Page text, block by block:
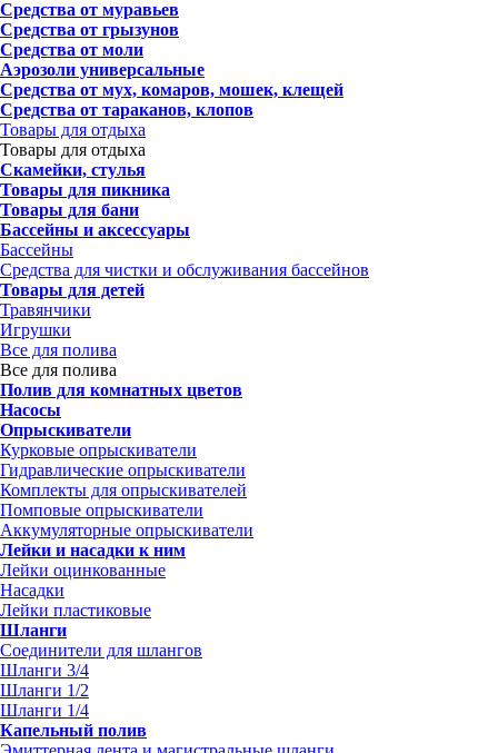
Средства от муравьев
Средства от грызунов
Средства от моли
Аэрозоли универсальные
Средства от мух, комаров, мошек, клещей
Средства от тараканов, клопов
Товары для отдыха
Товары для отдыха
Скамейки, стулья
Товары для пикника
Товары для бани
Бассейны и аксессуары
Бассейны
Средства для чистки и обслуживания бассейнов
Товары для детей
Травянчики
Игрушки
Все для полива
Все для полива
Полив для комнатных цветов
Насосы
Опрыскиватели
Курковые опрыскиватели
Гидравлические опрыскиватели
Комплекты для опрыскивателей
Помповые опрыскиватели
Аккумуляторные опрыскиватели
Лейки и насадки к ним
Лейки оцинкованные
Насадки
Лейки пластиковые
Шланги
Соединители для шлангов
Шланги 3/4
Шланги 1/2
Шланги 1/4
Капельный полив